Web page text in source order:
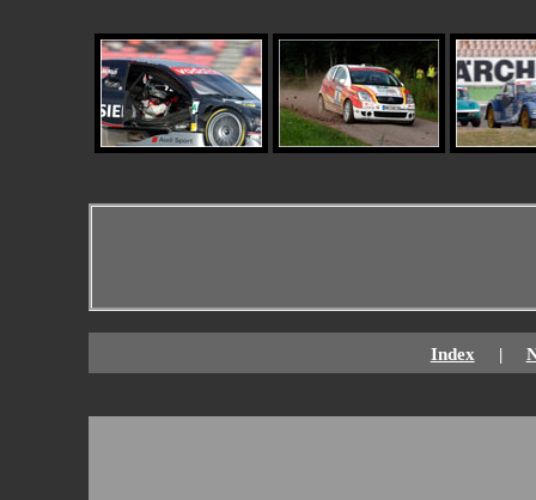
Index |